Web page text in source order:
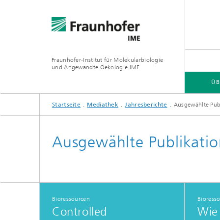
Fraunhofer-Institut für Molekularbiologie
und Angewandte Oekologie IME
ÜBER DAS INSTITUT
UNSERE FORSCHUNG
Funktionelle und Angewandte
Industrielle Biotechnologie Boden-
MEDIATHEK
TRENDTHEMEN
Startseite Mediathek Jahresberichte Ausgewählte
Ausgewählte
Bioressourcen
Controlled
Wie